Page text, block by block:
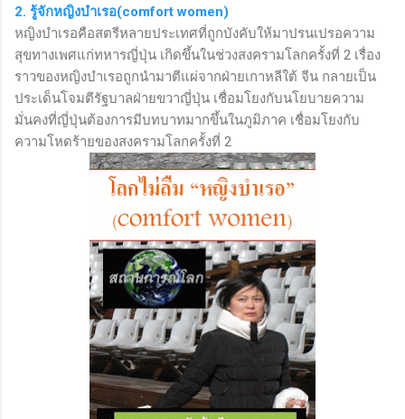
2. รู้จักหญิงบำเรอ(comfort women)
หญิงบำเรอคือสตรีหลายประเทศที่ถูกบังคับให้มาปรนเปรอความ
สุขทางเพศแก่ทหารญี่ปุ่น เกิดขึ้นในช่วงสงครามโลกครั้งที่ 2 เรื่อง
ราวของหญิงบำเรอถูกนำมาตีแผ่จากฝ่ายเกาหลีใต้ จีน กลายเป็น
ประเด็นโจมตีรัฐบาลฝ่ายขวาญี่ปุ่น เชื่อมโยงกับนโยบายความ
มั่นคงที่ญี่ปุ่นต้องการมีบทบาทมากขึ้นในภูมิภาค เชื่อมโยงกับ
ความโหดร้ายของสงครามโลกครั้งที่ 2